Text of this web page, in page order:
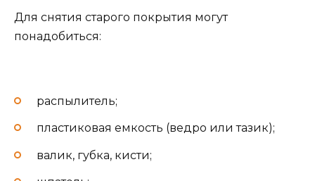
Для снятия старого покрытия могут
понадобиться:
распылитель;
пластиковая емкость (ведро или тазик);
валик, губка, кисти;